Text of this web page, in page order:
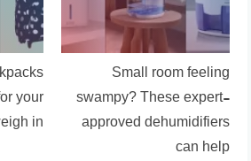
Small room feeling
swampy? These expert-
approved dehumidifiers
can help
your
in